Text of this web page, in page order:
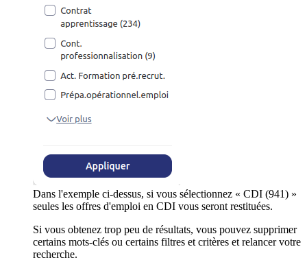
Dans l'exemple ci-dessus, si vous sélectionnez « CDI (941) »
seules les offres d'emploi en CDI vous seront restituées.
Si vous obtenez trop peu de résultats, vous pouvez supprimer
certains mots-clés ou certains filtres et critères et relancer votre
recherche.